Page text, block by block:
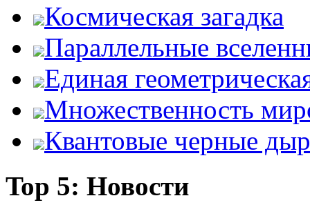
Космическая загадка
Параллельные
Единая
Множественность
Квантовые черные
Top 5: Новости